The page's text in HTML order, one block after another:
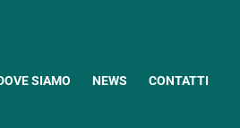
SIAMO NEWS CONTATTI